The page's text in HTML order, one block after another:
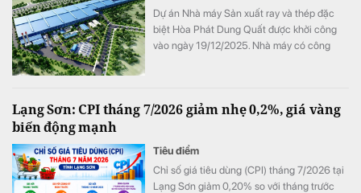
Dự án Nhà máy Sản xuất ray và thép đặc
biệt Hòa Phát Dung Quất được khởi công
vào ngày 19/12/2025. Nhà máy có công
phía Đông Khu Kinh tế Dung Quất.
Lạng Sơn: CPI tháng 7/2026 giảm nhẹ 0,2%, giá vàng
biến động mạnh
Tiêu điểm
Chỉ số giá tiêu dùng (CPI) tháng 7/2026 tại
Lạng Sơn giảm 0,20% so với tháng trước